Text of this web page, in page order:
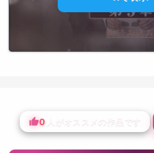
再読み込み
0 人がオススメの作品です